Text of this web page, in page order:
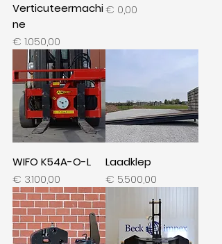
Verticuteermachi
ne
Prijs
€ 1.050,00
Prijs
€ 0,00
WIFO K54A-O-L
Prijs
€ 3.100,00
Laadklep
Prijs
€ 5.500,00